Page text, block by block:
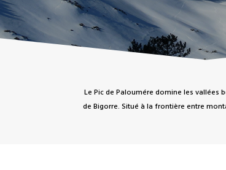
Le Pic de Paloumére domine les vallées
de Bigorre. Situé à la frontière entre